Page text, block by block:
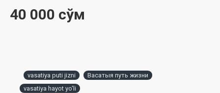
Как мы понимаем «васатыю»
Васатыя и праведные предшественники
40 000 сўм
vasatiya puti jizni
Васатыя путь жизни
vasatiya hayot yo'li